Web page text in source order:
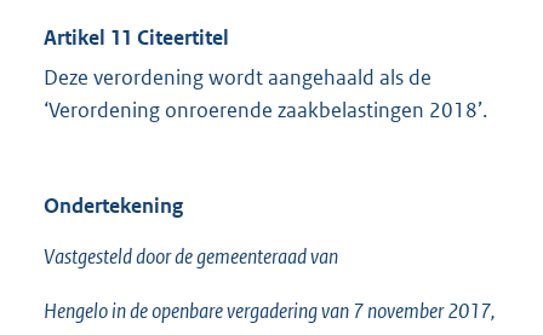
Artikel 11 Citeertitel
Deze verordening wordt aangehaald als de
‘Verordening onroerende zaakbelastingen 2018’.
Ondertekening
Vastgesteld door de gemeenteraad van
Hengelo in de openbare vergadering van 7 november 2017,